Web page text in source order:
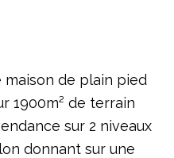
maison de plain pied
1900m² de terrain
sur 2 niveaux
donnant sur une